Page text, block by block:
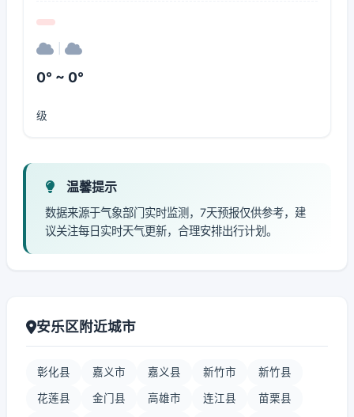
0° ~ 0°
级
温馨提示
数据来源于气象部门实时监测，7天预报仅供参考，建
议关注每日实时天气更新，合理安排出行计划。
安乐区附近城市
彰化县 嘉义市 嘉义县 新竹市 新竹县
花莲县 金门县 高雄市 连江县 苗栗县